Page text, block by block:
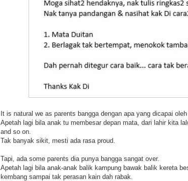
It is natural we as parents bangga dengan apa yang dicapai
Apetah lagi bila anak tu membesar depan mata, dari lahir kita
and so on.
Tak banyak sikit, mesti ada rasa proud.
Tapi, ada some parents dia punya bangga sangat over.
Apetah lagi bila anak-anak balik kampung bawak balik kereta
kembang sampai tak perasan kain dah rabak.